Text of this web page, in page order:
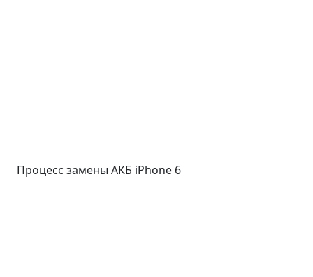
Процесс замены АКБ iPhone 6